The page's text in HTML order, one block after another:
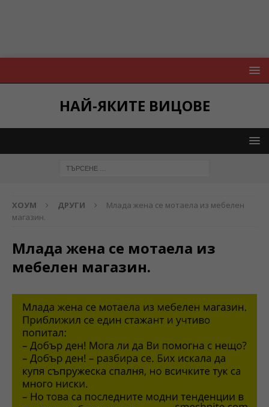
НАЙ-ЯКИТЕ ВИЦОВЕ
ХОУМ ДРУГИ
Млада жена се мотаела из мебелен
магазин.
Млада жена се мотаела из
мебелен магазин.